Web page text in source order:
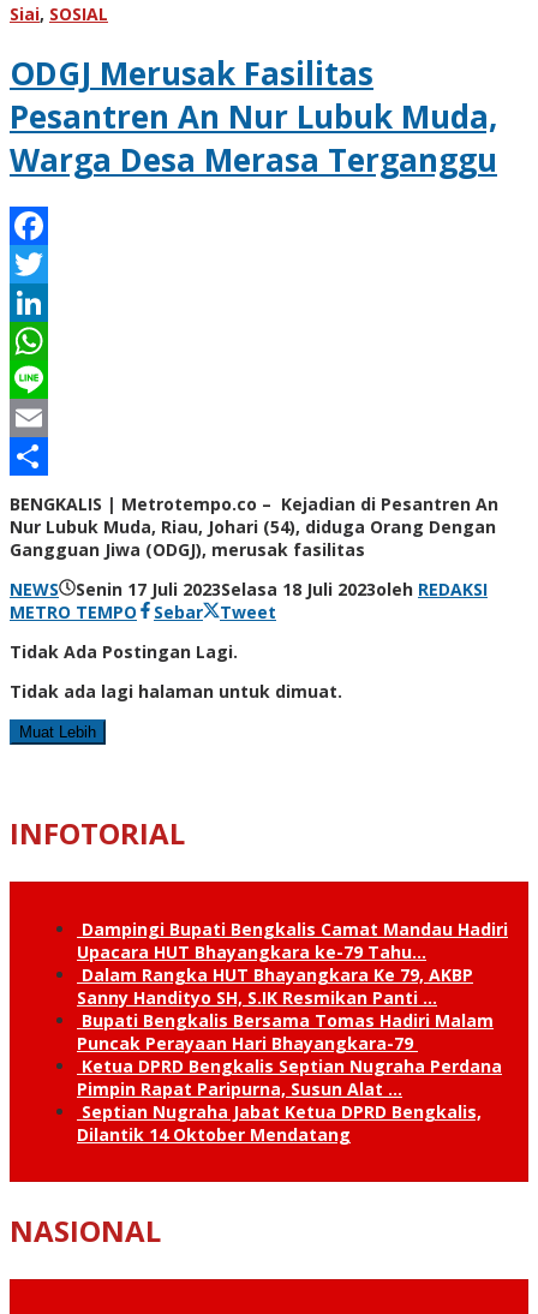
Siai, SOSIAL
ODGJ Merusak Fasilitas
Pesantren An Nur Lubuk Muda,
Warga Desa Merasa Terganggu
Facebook
Twitter
LinkedIn
WhatsApp
Line
Email
Share
BENGKALIS | Metrotempo.co – Kejadian di Pesantren An
Nur Lubuk Muda, Riau, Johari (54), diduga Orang Dengan
Gangguan Jiwa (ODGJ), merusak fasilitas
NEWS
Senin 17 Juli 2023Selasa 18 Juli 2023oleh REDAKSI
METRO TEMPO
Sebar
Tweet
Tidak Ada Postingan Lagi.
Tidak ada lagi halaman untuk dimuat.
Muat Lebih
INFOTORIAL
Dampingi Bupati Bengkalis Camat Mandau Hadiri
Upacara HUT Bhayangkara ke-79 Tahu…
Dalam Rangka HUT Bhayangkara Ke 79, AKBP
Sanny Handityo SH, S.IK Resmikan Panti …
Bupati Bengkalis Bersama Tomas Hadiri Malam
Puncak Perayaan Hari Bhayangkara-79
Ketua DPRD Bengkalis Septian Nugraha Perdana
Pimpin Rapat Paripurna, Susun Alat …
Septian Nugraha Jabat Ketua DPRD Bengkalis,
Dilantik 14 Oktober Mendatang
NASIONAL